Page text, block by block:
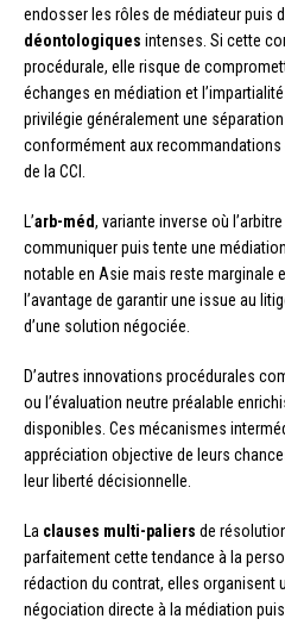
endosser les rôles de médiateur puis
déontologiques intenses. Si cette
procédurale, elle risque de
échanges en médiation et
privilégie généralement une
conformément aux recommandations
de la CCI.
L’arb-méd, variante inverse où
communiquer puis tente une
notable en Asie mais reste marginale
l’avantage de garantir une issue au
d’une solution négociée.
D’autres innovations procédurales
ou l’évaluation neutre préalable
disponibles. Ces mécanismes
appréciation objective de leurs
leur liberté décisionnelle.
La clauses multi-paliers de
parfaitement cette tendance à la
rédaction du contrat, elles organisent
négociation directe à la médiation